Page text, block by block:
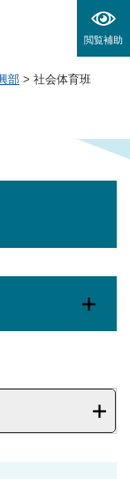
閲覧補助
部 > 社会体育班